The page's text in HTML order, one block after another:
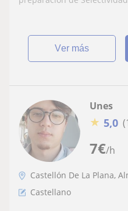
ver más
7€/h
Unes
★ 5,0
Castellón De La Plana,
Castellano